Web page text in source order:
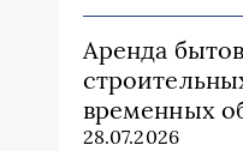
Аренда
временных
28.07.2026